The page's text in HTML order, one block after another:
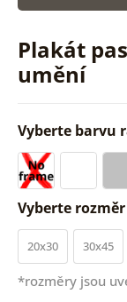
Plakát
umění
Vyberte barvu
Vyberte
20x30 30x45
*rozměry jsou